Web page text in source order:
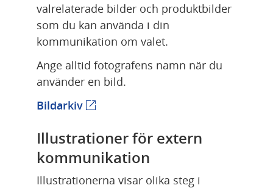
valrelaterade bilder och produktbilder
som du kan använda i din
kommunikation om valet.
Ange alltid fotografens namn när du
använder en bild.
BildarkivLänk till annan webbplats.
Illustrationer för extern
kommunikation
Illustrationerna visar olika steg i